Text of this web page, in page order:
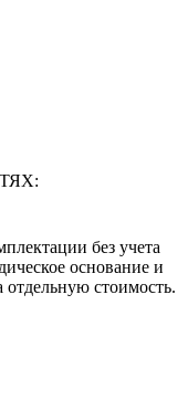
без учета
основание и
стоимость.